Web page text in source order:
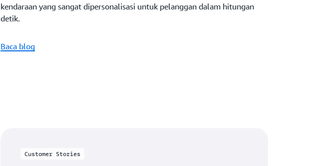
kendaraan yang sangat dipersonalisasi untuk pelanggan dalam hitungan
detik.
Baca blog
Customer Stories